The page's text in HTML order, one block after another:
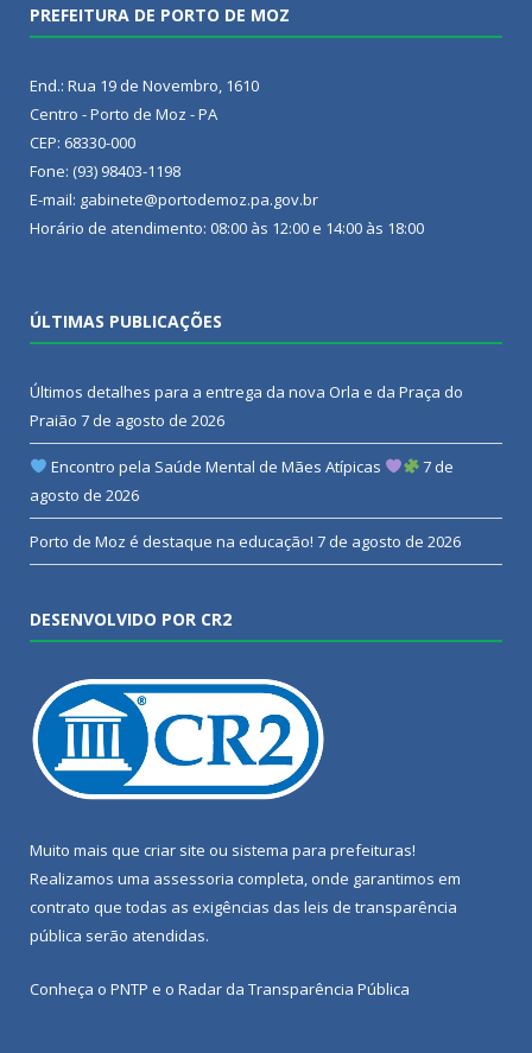
PREFEITURA DE PORTO DE MOZ
End.: Rua 19 de Novembro, 1610
Centro - Porto de Moz - PA
CEP: 68330-000
Fone: (93) 98403-1198
E-mail: gabinete@portodemoz.pa.gov.br
Horário de atendimento: 08:00 às 12:00 e 14:00 às 18:00
ÚLTIMAS PUBLICAÇÕES
Últimos detalhes para a entrega da nova Orla e da Praça do
Praião 7 de agosto de 2026
Encontro pela Saúde Mental de Mães Atípicas
7 de
agosto de 2026
Porto de Moz é destaque na educação! 7 de agosto de 2026
DESENVOLVIDO POR CR2
Muito mais que criar site ou sistema para prefeituras!
Realizamos uma assessoria completa, onde garantimos em
contrato que todas as exigências das leis de transparência
pública serão atendidas.
Conheça o PNTP e o Radar da Transparência Pública